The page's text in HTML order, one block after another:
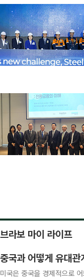
브라보 마이 라이프
중국과 어떻게 유대
미국은 중국을 경제적으로